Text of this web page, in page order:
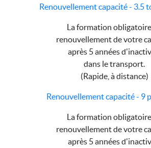
Renouvellement capacité - 3.5
La formation
renouvellement de votre
après 5 années
dans le transport.
(Rapide, à distance)
Renouvellement capacité - 9
La formation
renouvellement de votre
après 5 années